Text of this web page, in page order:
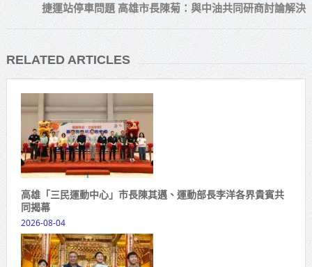
捷運站停車問題 高雄市長陳菊：與中油共同研商討論解決
RELATED ARTICLES
高雄「三民運動中心」市長陳其邁、運動部長李洋各界貴賓共
同揭幕
2026-08-04